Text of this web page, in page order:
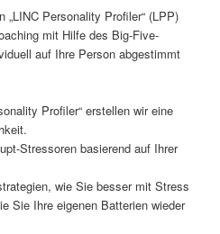
Personality Profiler“ (LPP)
mit Hilfe des Big-Five-
auf Ihre Person abgestimmt
Profiler“ erstellen wir eine
Stressoren basierend auf Ihrer
wie Sie besser mit Stress
Sie Ihre eigenen Batterien wieder